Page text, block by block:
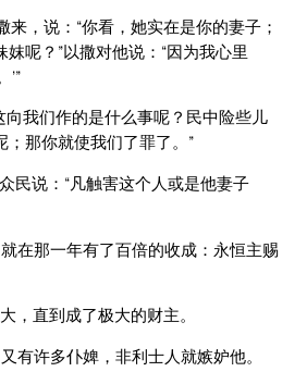
来，说：“你看，她实在是你的妻子；
呢？”以撒对他说：“因为我心里
’”
向我们作的是什么事呢？民中险些儿
那你就使我们了罪了。”
民说：“凡触害这个人或是他妻子
在那一年有了百倍的收成：永恒主赐
，直到成了极大的财主。
有许多仆婢，非利士人就嫉妒他。